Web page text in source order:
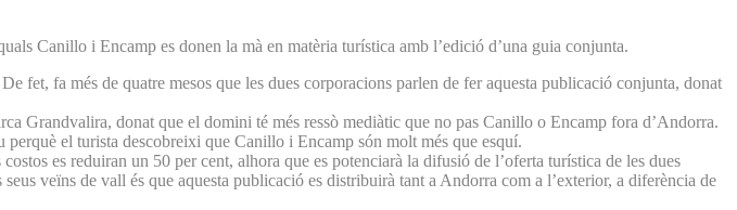
Canillo i Encamp es donen la mà en matèria turística amb l’edició d’una guia conjunta.
fet, fa més de quatre mesos que les dues corporacions parlen de fer aquesta publicació conjunta, donat
Grandvalira, donat que el domini té més ressò mediàtic que no pas Canillo o Encamp fora d’Andorra.
el turista descobreixi que Canillo i Encamp són molt més que esquí.
es reduiran un 50 per cent, alhora que es potenciarà la difusió de l’oferta turística de les dues
veïns de vall és que aquesta publicació es distribuirà tant a Andorra com a l’exterior, a diferència de